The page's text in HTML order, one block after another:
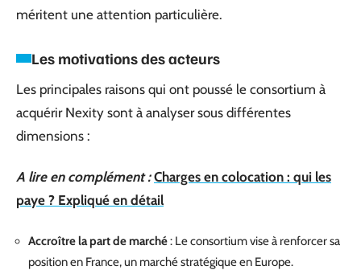
méritent une attention particulière.
Les motivations des acteurs
Les principales raisons qui ont poussé le consortium à
acquérir Nexity sont à analyser sous différentes
dimensions :
A lire en complément : Charges en colocation : qui les
paye ? Expliqué en détail
Accroître la part de marché: Le consortium vise à renforcer sa
position en France, un marché stratégique en Europe.